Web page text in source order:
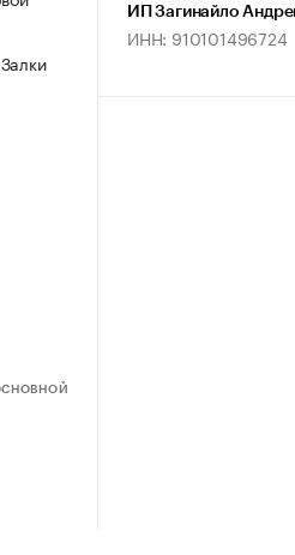
ИП Загинайло
ИНН: 910101496724